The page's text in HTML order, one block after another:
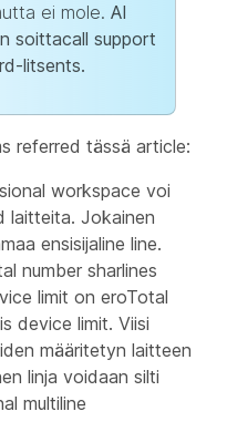
ei mole. AI
soittacall support
litsents.
referred tässä article:
workspace voi
laitteita. Jokainen
ensisijaline line.
number sharlines
limit on eroTotal
device limit. Viisi
määritetyn laitteen
linja voidaan silti
multiline